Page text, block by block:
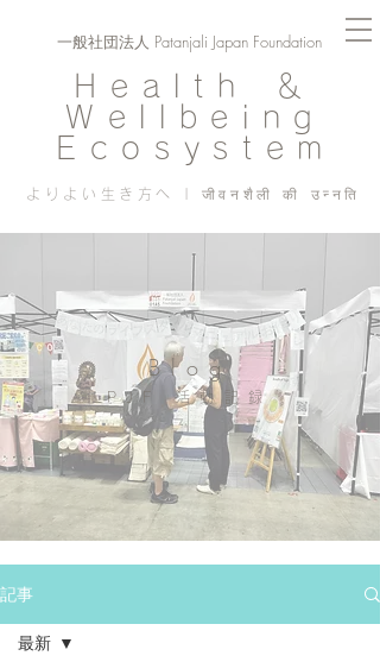
Health ＆
Wellbeing
Ecosystem
よりよい生き方へ | जीवनशैली की उन्नति
一般社団法人 Patanjali Japan Foundation
Blog
PJF ​活動記録
記事
最新